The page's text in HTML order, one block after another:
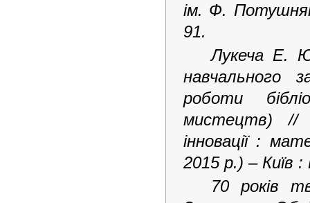
ім. Ф.
91.
Лукеча Е.
навчального
роботи
мистецтв) //
інновації :
2015 р.) – Київ
70 років